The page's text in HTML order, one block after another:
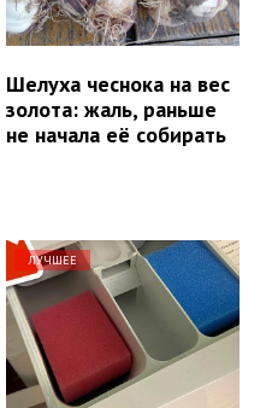
Шелуха чеснока на вес
золота: жаль, раньше
не начала её собирать
ЛУЧШЕЕ